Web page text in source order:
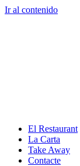
Ir al contenido
El Restaurant
La Carta
Take Away
Contacte